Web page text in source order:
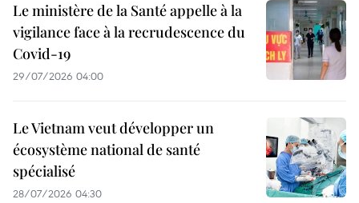
Le ministère de la Santé appelle à la
vigilance face à la recrudescence du
Covid-19
29/07/2026 04:00
Le Vietnam veut développer un
écosystème national de santé
spécialisé
28/07/2026 04:30